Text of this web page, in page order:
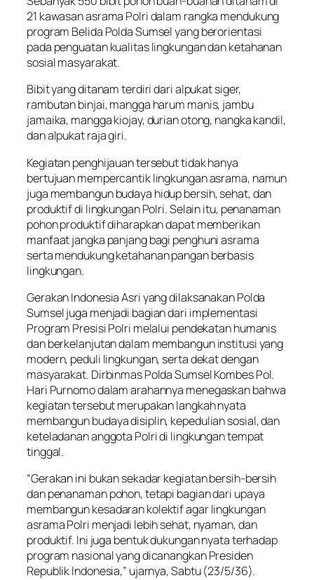
21 kawasan asrama Polri dalam rangka mendukung
program Belida Polda Sumsel yang berorientasi
pada penguatan kualitas lingkungan dan ketahanan
sosial masyarakat.
Bibit yang ditanam terdiri dari alpukat siger,
rambutan binjai, mangga harum manis, jambu
jamaika, mangga kiojay, durian otong, nangka kandil,
dan alpukat raja giri.
Kegiatan penghijauan tersebut tidak hanya
bertujuan mempercantik lingkungan asrama, namun
juga membangun budaya hidup bersih, sehat, dan
produktif di lingkungan Polri. Selain itu, penanaman
pohon produktif diharapkan dapat memberikan
manfaat jangka panjang bagi penghuni asrama
serta mendukung ketahanan pangan berbasis
lingkungan.
Gerakan Indonesia Asri yang dilaksanakan Polda
Sumsel juga menjadi bagian dari implementasi
Program Presisi Polri melalui pendekatan humanis
dan berkelanjutan dalam membangun institusi yang
modern, peduli lingkungan, serta dekat dengan
masyarakat. Dirbinmas Polda Sumsel Kombes Pol.
Hari Purnomo dalam arahannya menegaskan bahwa
kegiatan tersebut merupakan langkah nyata
membangun budaya disiplin, kepedulian sosial, dan
keteladanan anggota Polri di lingkungan tempat
tinggal.
“Gerakan ini bukan sekadar kegiatan bersih-bersih
dan penanaman pohon, tetapi bagian dari upaya
membangun kesadaran kolektif agar lingkungan
asrama Polri menjadi lebih sehat, nyaman, dan
produktif. Ini juga bentuk dukungan nyata terhadap
program nasional yang dicanangkan Presiden
Republik Indonesia,” ujarnya, Sabtu (23/5/36).